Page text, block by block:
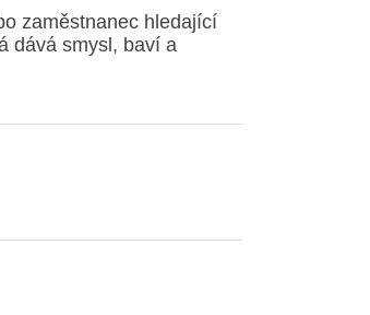
zaměstnanec hledající
dává smysl, baví a
za krokem ve svém
dovednosti.